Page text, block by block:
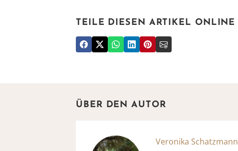
TEILE DIESEN ARTIKEL ONLINE
ÜBER DEN AUTOR
Veronika Schatzmann